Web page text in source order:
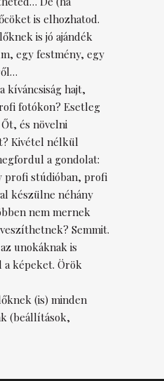
is elhozhatod.
is jó ajándék
egy festmény, egy
kíváncsiság hajt,
fotókon? Esetleg
és növelni
Kivétel nélkül
a gondolat:
profi stúdióban, profi
készülne néhány
nem mernek
Semmit.
unokáknak is
a képeket. Örök
(is) minden
(beállítások,